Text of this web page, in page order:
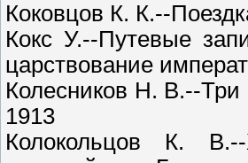
Коковцов К. К.--
Кокс У.--Путевые
царствование
Колесников Н. В.--
1913
Колокольцов К.